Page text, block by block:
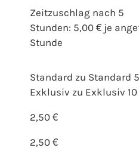
Zeitzuschlag nach 5
Stunden: 5,00 € je
Stunde
Standard zu Standard
Exklusiv zu Exklusiv 10
2,50 €
2,50 €